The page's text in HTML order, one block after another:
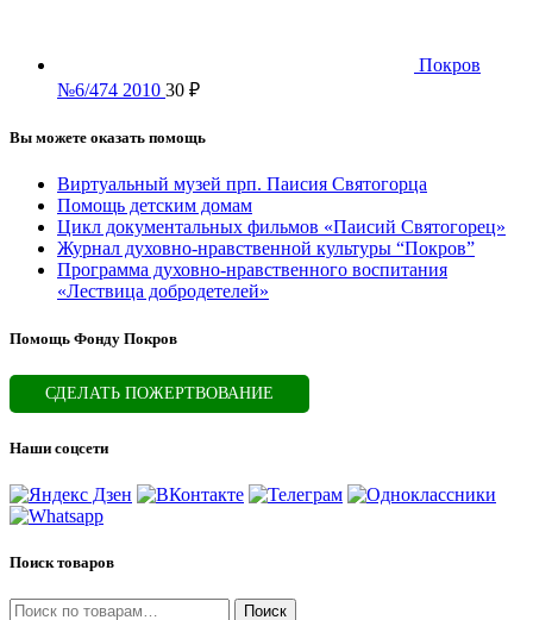
Покров
№6/474 2010 30 ₽
Вы можете оказать помощь
Виртуальный музей прп. Паисия Святогорца
Помощь детским домам
Цикл документальных фильмов «Паисий Святогорец»
Журнал духовно-нравственной культуры “Покров”
Программа духовно-нравственного воспитания
«Лествица добродетелей»
Помощь Фонду Покров
СДЕЛАТЬ ПОЖЕРТВОВАНИЕ
Наши соцсети
Поиск товаров
Искать: Поиск